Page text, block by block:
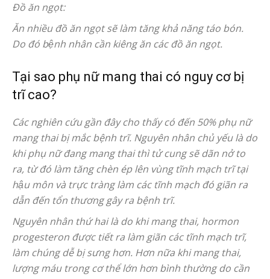
Đồ ăn ngọt:
Ăn nhiều đồ ăn ngọt sẽ làm tăng khả năng táo bón.
Do đó bệnh nhân cần kiêng ăn các đồ ăn ngọt.
Tại sao phụ nữ mang thai có nguy cơ bị
trĩ cao?
Các nghiên cứu gần đây cho thấy có đến 50% phụ nữ
mang thai bị mắc bệnh trĩ. Nguyên nhân chủ yếu là do
khi phụ nữ đang mang thai thì tử cung sẽ dãn nở to
ra, từ đó làm tăng chèn ép lên vùng tĩnh mạch trĩ tại
hậu môn và trực tràng làm các tĩnh mạch đó giãn ra
dẫn đến tổn thương gây ra bệnh trĩ.
Nguyên nhân thứ hai là do khi mang thai, hormon
progesteron được tiết ra làm giãn các tĩnh mạch trĩ,
làm chúng dễ bị sưng hơn. Hơn nữa khi mang thai,
lượng máu trong cơ thể lớn hơn bình thường do cần